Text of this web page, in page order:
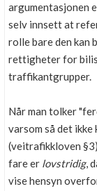
argumentasjonen
selv innsett at
rolle bare den kan
rettigheter for
traffikantgrupper.
Når man tolker
varsom så det ikke
(veitrafikkloven
fare er lovstridig,
vise hensyn